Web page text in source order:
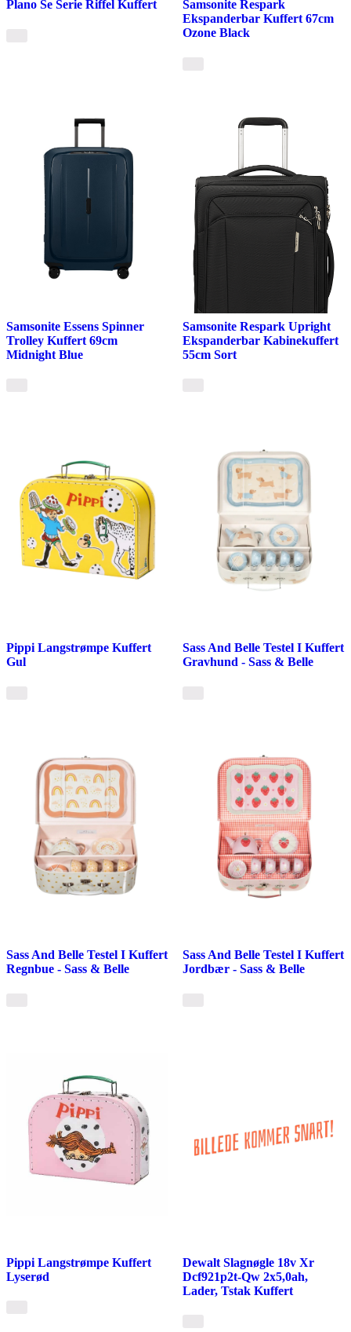
Plano Se Serie Riffel Kuffert
Samsonite Respark
Ekspanderbar Kuffert 67cm
Ozone Black
Samsonite Essens Spinner
Trolley Kuffert 69cm
Midnight Blue
Samsonite Respark Upright
Ekspanderbar Kabinekuffert
55cm Sort
Pippi Langstrømpe Kuffert
Gul
Sass And Belle Testel I Kuffert
Gravhund - Sass & Belle
Sass And Belle Testel I Kuffert
Regnbue - Sass & Belle
Sass And Belle Testel I Kuffert
Jordbær - Sass & Belle
Pippi Langstrømpe Kuffert
Lyserød
Dewalt Slagnøgle 18v Xr
Dcf921p2t-Qw 2x5,0ah,
Lader, Tstak Kuffert